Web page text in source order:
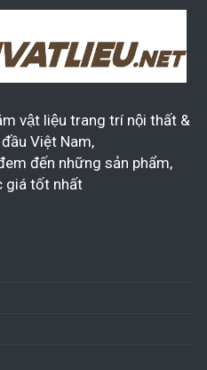
vật liệu trang trí nội thất &
Việt Nam,
đến những sản phẩm,
giá tốt nhất